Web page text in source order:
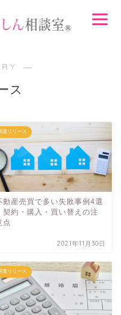
―
ス
査リリース
動産売買で多い失敗事例4選
契約・購入・買い替えの注
点
2021年11月30日
査リリース